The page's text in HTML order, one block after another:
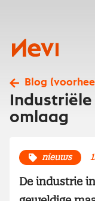
Nevi
Blog
omlaag
nieuws
De industrie